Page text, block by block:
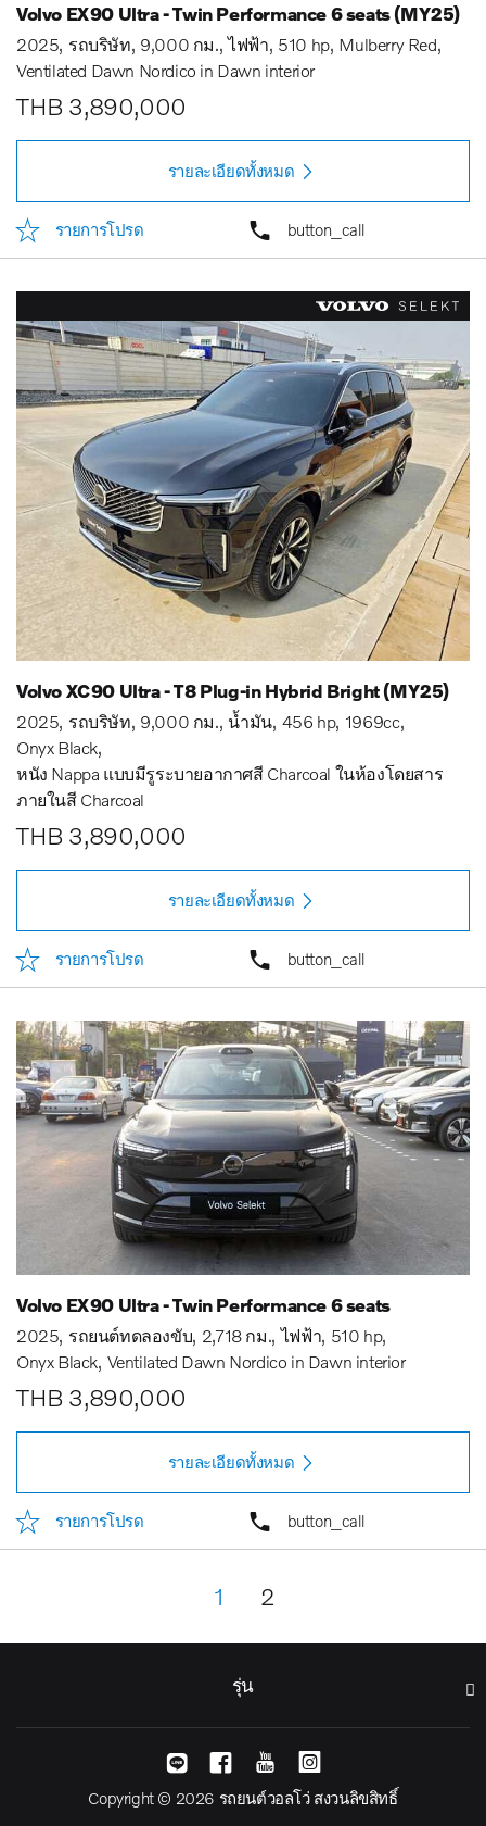
Volvo EX90 Ultra - Twin Performance 6 seats (MY25)
2025 รถบริษัท 9,000 กม. ไฟฟ้า 510 hp Mulberry Red
Ventilated Dawn Nordico in Dawn interior
THB 3,890,000
รายละเอียดทั้งหมด
รายการโปรด button_call
Volvo XC90 Ultra - T8 Plug-in Hybrid Bright (MY25)
2025 รถบริษัท 9,000 กม. น้ำมัน 456 hp 1969cc
Onyx Black
หนัง Nappa แบบมีรูระบายอากาศสี Charcoal ในห้องโดยสาร
ภายในสี Charcoal
THB 3,890,000
รายละเอียดทั้งหมด
รายการโปรด button_call
Volvo EX90 Ultra - Twin Performance 6 seats
2025 รถยนต์ทดลองขับ 2,718 กม. ไฟฟ้า 510 hp
Onyx Black Ventilated Dawn Nordico in Dawn interior
THB 3,890,000
รายละเอียดทั้งหมด
รายการโปรด button_call
1 2
รุ่น
Copyright © 2026 รถยนต์วอลโว่ สงวนลิขสิทธิ์